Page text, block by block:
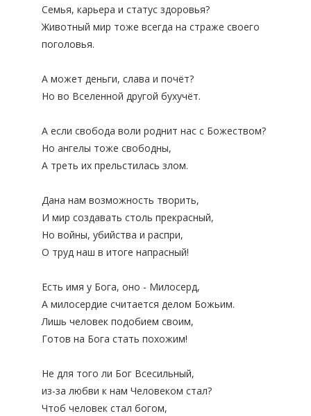
Семья, карьера и статус здоровья?
Животный мир тоже всегда на страже своего
поголовья.
А может деньги, слава и почёт?
Но во Вселенной другой бухучёт.
А если свобода воли роднит нас с Божеством?
Но ангелы тоже свободны,
А треть их прельстилась злом.
Дана нам возможность творить,
И мир создавать столь прекрасный,
Но войны, убийства и распри,
О труд наш в итоге напрасный!
Есть имя у Бога, оно - Милосерд,
А милосердие считается делом Божьим.
Лишь человек подобием своим,
Готов на Бога стать похожим!
Не для того ли Бог Всесильный,
из-за любви к нам Человеком стал?
Чтоб человек стал богом,